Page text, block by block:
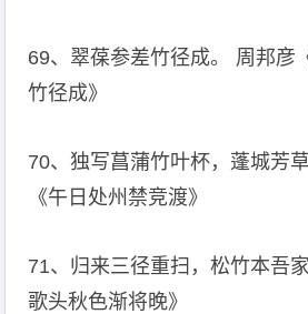
69、翠葆参差竹径成。 周邦彦
竹径成》
70、独写菖蒲竹叶杯，蓬城芳
《午日处州禁竞渡》
71、归来三径重扫，松竹本吾
歌头秋色渐将晚》